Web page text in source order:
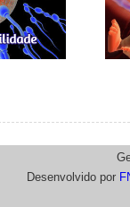
Desenvolvido por